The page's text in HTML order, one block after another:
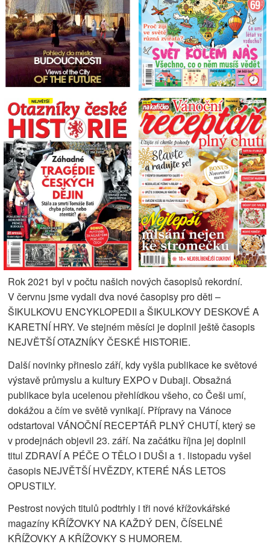
Rok 2021 byl v počtu našich nových časopisů rekordní.
V červnu jsme vydali dva nové časopisy pro děti –
ŠIKULKOVU ENCYKLOPEDII a ŠIKULKOVY DESKOVÉ A
KARETNÍ HRY. Ve stejném měsíci je doplnil ještě časopis
NEJVĚTŠÍ OTAZNÍKY ČESKÉ HISTORIE.
Další novinky přineslo září, kdy vyšla publikace ke světové
výstavě průmyslu a kultury EXPO v Dubaji. Obsažná
publikace byla ucelenou přehlídkou všeho, co Češi umí,
dokážou a čím ve světě vynikají. Přípravy na Vánoce
odstartoval VÁNOČNÍ RECEPTÁŘ PLNÝ CHUTÍ, který se
v prodejnách objevil 23. září. Na začátku října jej doplnil
titul ZDRAVÍ A PÉČE O TĚLO I DUŠI a 1. listopadu vyšel
časopis NEJVĚTŠÍ HVĚZDY, KTERÉ NÁS LETOS
OPUSTILY.
Pestrost nových titulů podtrhly i tři nové křížovkářské
magazíny KŘÍŽOVKY NA KAŽDÝ DEN, ČÍSELNÉ
KŘÍŽOVKY A KŘÍŽOVKY S HUMOREM.